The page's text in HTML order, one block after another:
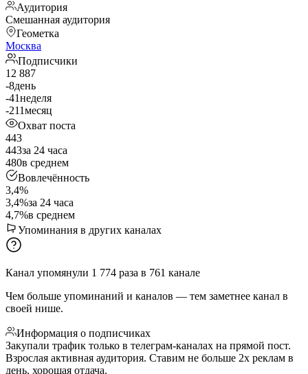
Аудитория
Смешанная аудитория
Геометка
Москва
Подписчики
12 887
-8день
-41неделя
-211месяц
Охват поста
443
443за 24 часа
480в среднем
Вовлечённость
3,4%
3,4%за 24 часа
4,7%в среднем
Упоминания в других каналах
Канал упомянули 1 774 раза в 761 канале
Чем больше упоминаний и каналов — тем заметнее канал в
своей нише.
Информация о подписчиках
Закупали трафик только в телеграм-каналах на прямой пост.
Взрослая активная аудитория. Ставим не больше 2х реклам в
день, хорошая отдача.